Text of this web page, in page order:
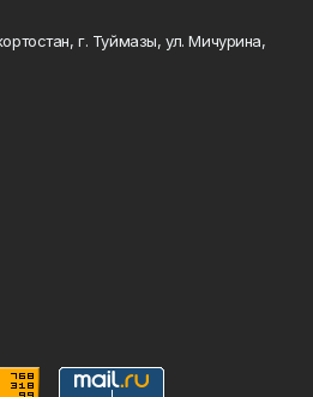
г. Туймазы, ул. Мичурина,